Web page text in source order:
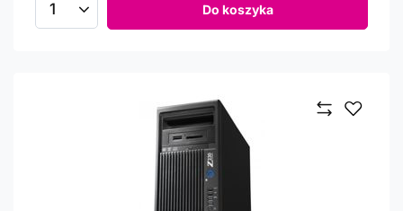
Ilość produktów Do koszyka